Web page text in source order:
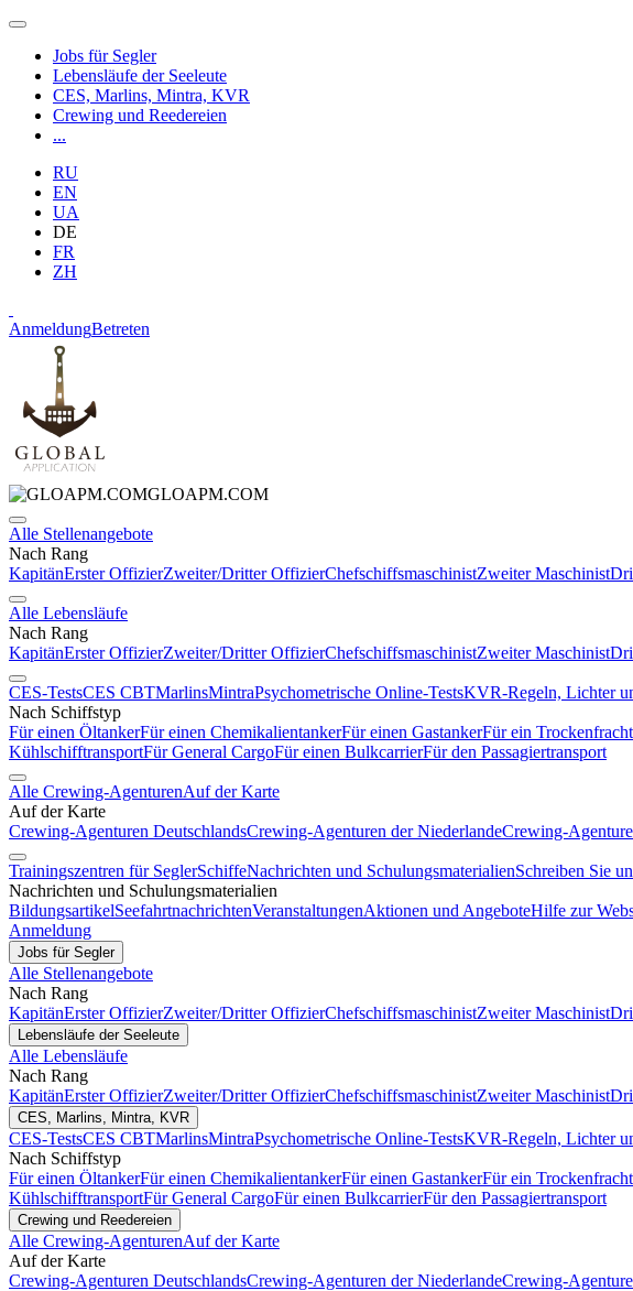
Jobs für Segler
Lebensläufe der Seeleute
CES, Marlins, Mintra, KVR
Crewing und Reedereien
...
RU
EN
UA
DE
FR
ZH
AnmeldungBetreten
GLOAPM.COM
Alle Stellenangebote
Nach Rang
KapitänErster OffizierZweiter/Dritter OffizierChefschiffsmaschinistZweiter Maschinist
Alle Lebensläufe
Nach Rang
KapitänErster OffizierZweiter/Dritter OffizierChefschiffsmaschinistZweiter Maschinist
CES-TestsCES CBTMarlinsMintraPsychometrische Online-TestsKVR-Regeln, Lichter
Nach Schiffstyp
Für einen ÖltankerFür einen ChemikalientankerFür einen GastankerFür ein
KühlschifftransportFür General CargoFür einen BulkcarrierFür den Passagiertransport
Alle Crewing-AgenturenAuf der Karte
Auf der Karte
Crewing-Agenturen DeutschlandsCrewing-Agenturen der NiederlandeCrewing-
Trainingszentren für SeglerSchiffeNachrichten und SchulungsmaterialienSchreiben Sie
Nachrichten und Schulungsmaterialien
BildungsartikelSeefahrtnachrichtenVeranstaltungenAktionen und AngeboteHilfe zur
Anmeldung
Jobs für Segler
Alle Stellenangebote
Nach Rang
KapitänErster OffizierZweiter/Dritter OffizierChefschiffsmaschinistZweiter Maschinist
Lebensläufe der Seeleute
Alle Lebensläufe
Nach Rang
KapitänErster OffizierZweiter/Dritter OffizierChefschiffsmaschinistZweiter Maschinist
CES, Marlins, Mintra, KVR
CES-TestsCES CBTMarlinsMintraPsychometrische Online-TestsKVR-Regeln, Lichter
Nach Schiffstyp
Für einen ÖltankerFür einen ChemikalientankerFür einen GastankerFür ein
KühlschifftransportFür General CargoFür einen BulkcarrierFür den Passagiertransport
Crewing und Reedereien
Alle Crewing-AgenturenAuf der Karte
Auf der Karte
Crewing-Agenturen DeutschlandsCrewing-Agenturen der NiederlandeCrewing-